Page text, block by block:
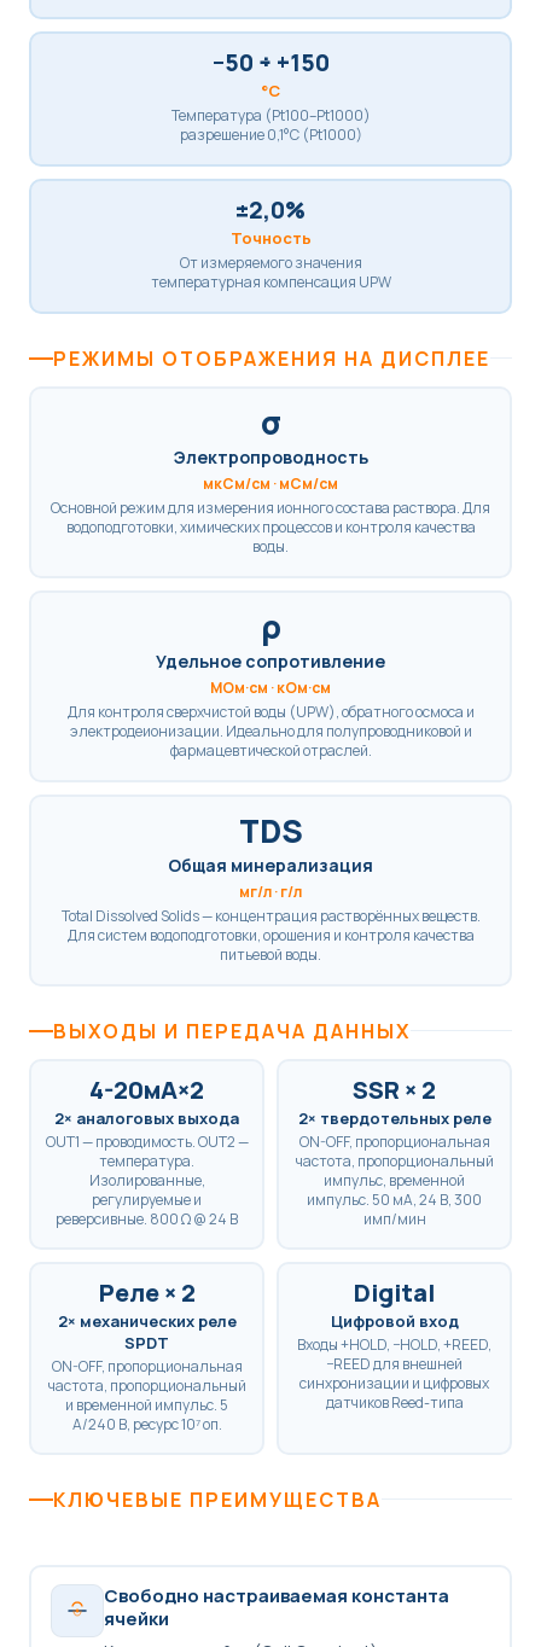
−50 ÷ +150
°C
Температура (Pt100–Pt1000)
разрешение 0,1°C (Pt1000)
±2,0%
Точность
От измеряемого значения
температурная компенсация UPW
РЕЖИМЫ ОТОБРАЖЕНИЯ НА ДИСПЛЕЕ
σ
Электропроводность
мкСм/см · мСм/см
Основной режим для измерения ионного состава раствора. Для
водоподготовки, химических процессов и контроля качества
воды.
ρ
Удельное сопротивление
МОм·см · кОм·см
Для контроля сверхчистой воды (UPW), обратного осмоса и
электродеионизации. Идеально для полупроводниковой и
фармацевтической отраслей.
TDS
Общая минерализация
мг/л · г/л
Total Dissolved Solids — концентрация растворённых веществ.
Для систем водоподготовки, орошения и контроля качества
питьевой воды.
ВЫХОДЫ И ПЕРЕДАЧА ДАННЫХ
4-20мА×2
2× аналоговых выхода
OUT1 — проводимость. OUT2 —
температура.
Изолированные,
регулируемые и
реверсивные. 800 Ω @ 24 В
SSR × 2
2× твердотельных реле
ON-OFF, пропорциональная
частота, пропорциональный
импульс, временной
импульс. 50 мА, 24 В, 300
имп/мин
Реле × 2
2× механических реле
SPDT
ON-OFF, пропорциональная
частота, пропорциональный
и временной импульс. 5
А/240 В, ресурс 10⁷ оп.
Digital
Цифровой вход
Входы +HOLD, −HOLD, +REED,
−REED для внешней
синхронизации и цифровых
датчиков Reed-типа
КЛЮЧЕВЫЕ ПРЕИМУЩЕСТВА
Свободно настраиваемая константа
ячейки